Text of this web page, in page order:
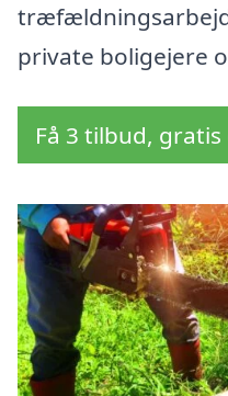
private boligejere
Få 3 tilbud,